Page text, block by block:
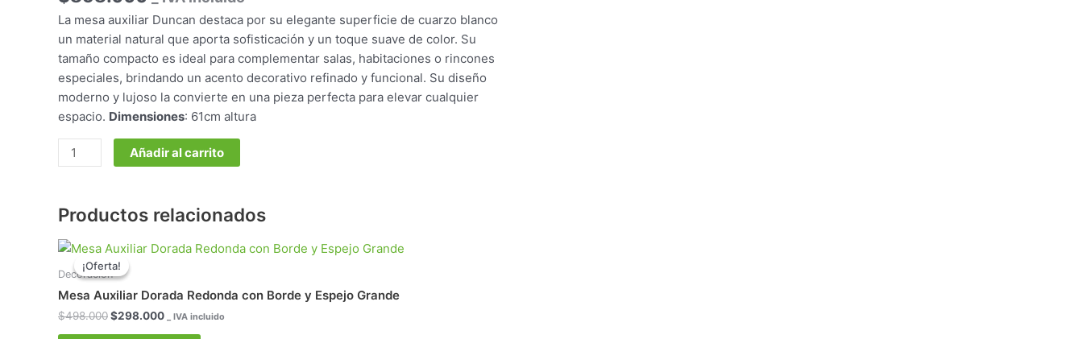
La mesa auxiliar Duncan destaca por su elegante superficie de cuarzo blanco
un material natural que aporta sofisticación y un toque suave de color. Su
tamaño compacto es ideal para complementar salas, habitaciones o rincones
especiales, brindando un acento decorativo refinado y funcional. Su diseño
moderno y lujoso la convierte en una pieza perfecta para elevar cualquier
espacio. Dimensiones: 61cm altura
Añadir al carrito
Productos relacionados
¡Oferta!
¡Oferta!
Decoración
Mesa Auxiliar Dorada Redonda con Borde y Espejo Grande
$498.000
El
original
$498.000.
$298.000
El
$298.000.
_ IVA incluido